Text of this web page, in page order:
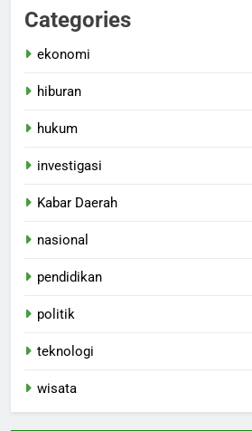
Categories
ekonomi
hiburan
hukum
investigasi
Kabar Daerah
nasional
pendidikan
politik
teknologi
wisata